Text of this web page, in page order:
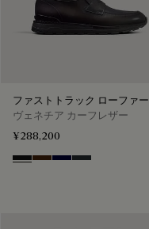
ファストトラック ローファー
ヴェネチア カーフレザー
¥288,200
Nero Grigio
Marrone Intenso
Nero BluNero Fume